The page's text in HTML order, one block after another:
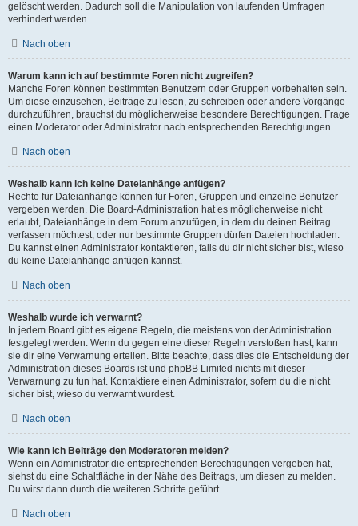
gelöscht werden. Dadurch soll die Manipulation von laufenden Umfragen
verhindert werden.
Nach oben
Warum kann ich auf bestimmte Foren nicht zugreifen?
Manche Foren können bestimmten Benutzern oder Gruppen vorbehalten sein.
Um diese einzusehen, Beiträge zu lesen, zu schreiben oder andere Vorgänge
durchzuführen, brauchst du möglicherweise besondere Berechtigungen. Frage
einen Moderator oder Administrator nach entsprechenden Berechtigungen.
Nach oben
Weshalb kann ich keine Dateianhänge anfügen?
Rechte für Dateianhänge können für Foren, Gruppen und einzelne Benutzer
vergeben werden. Die Board-Administration hat es möglicherweise nicht
erlaubt, Dateianhänge in dem Forum anzufügen, in dem du deinen Beitrag
verfassen möchtest, oder nur bestimmte Gruppen dürfen Dateien hochladen.
Du kannst einen Administrator kontaktieren, falls du dir nicht sicher bist, wieso
du keine Dateianhänge anfügen kannst.
Nach oben
Weshalb wurde ich verwarnt?
In jedem Board gibt es eigene Regeln, die meistens von der Administration
festgelegt werden. Wenn du gegen eine dieser Regeln verstoßen hast, kann
sie dir eine Verwarnung erteilen. Bitte beachte, dass dies die Entscheidung der
Administration dieses Boards ist und phpBB Limited nichts mit dieser
Verwarnung zu tun hat. Kontaktiere einen Administrator, sofern du die nicht
sicher bist, wieso du verwarnt wurdest.
Nach oben
Wie kann ich Beiträge den Moderatoren melden?
Wenn ein Administrator die entsprechenden Berechtigungen vergeben hat,
siehst du eine Schaltfläche in der Nähe des Beitrags, um diesen zu melden.
Du wirst dann durch die weiteren Schritte geführt.
Nach oben